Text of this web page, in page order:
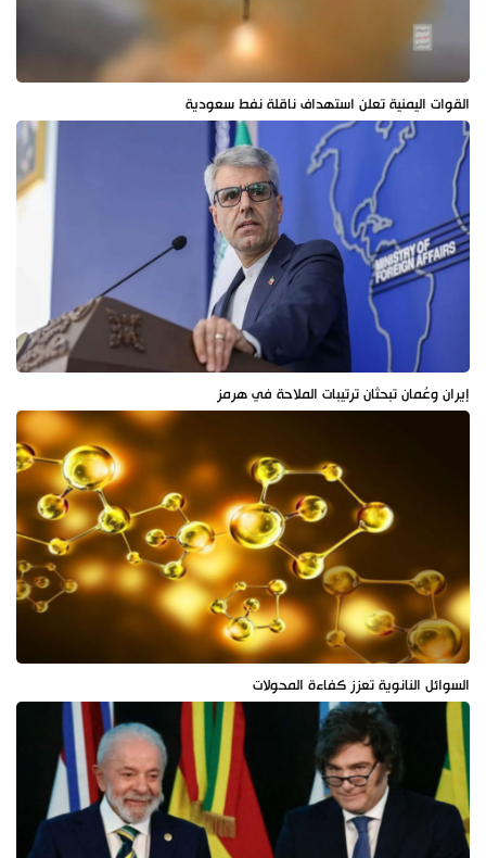
القوات اليمنية تعلن استهداف ناقلة نفط سعودية
إيران وعُمان تبحثان ترتيبات الملاحة في هرمز
السوائل النانوية تعزز كفاءة المحولات